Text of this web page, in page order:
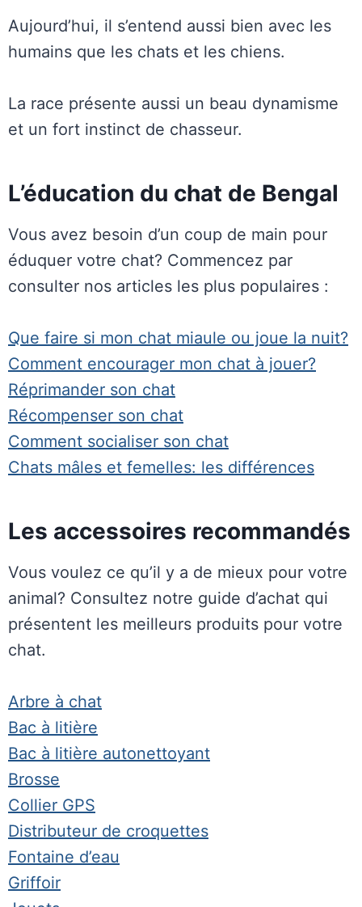
Aujourd’hui, il s’entend aussi bien avec les
humains que les chats et les chiens.
La race présente aussi un beau dynamisme
et un fort instinct de chasseur.
L’éducation du chat de Bengal
Vous avez besoin d’un coup de main pour
éduquer votre chat? Commencez par
consulter nos articles les plus populaires :
Que faire si mon chat miaule ou joue la nuit?
Comment encourager mon chat à jouer?
Réprimander son chat
Récompenser son chat
Comment socialiser son chat
Chats mâles et femelles: les différences
Les accessoires recommandés
Vous voulez ce qu’il y a de mieux pour votre
animal? Consultez notre guide d’achat qui
présentent les meilleurs produits pour votre
chat.
Arbre à chat
Bac à litière
Bac à litière autonettoyant
Brosse
Collier GPS
Distributeur de croquettes
Fontaine d’eau
Griffoir